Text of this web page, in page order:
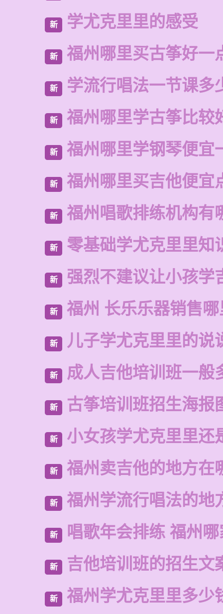
新 学尤克里里的感受
新 福州哪里买古筝好一
新 学流行唱法一节课多
新 福州哪里学古筝比较
新 福州哪里学钢琴便宜
新 福州哪里买吉他便宜
新 福州唱歌排练机构有
新 零基础学尤克里里知
新 强烈不建议让小孩学
新 福州 长乐乐器销售
新 儿子学尤克里里的说
新 成人吉他培训班一般
新 古筝培训班招生海报
新 小女孩学尤克里里还
新 福州卖吉他的地方在
新 福州学流行唱法的地
新 唱歌年会排练 福州
新 吉他培训班的招生文
新 福州学尤克里里多少